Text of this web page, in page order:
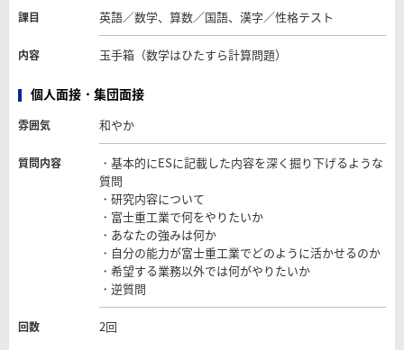
課目 英語／数学、算数／国語、漢字／性格テスト
内容 玉手箱（数学はひたすら計算問題）
個人面接・集団面接
雰囲気 和やか
質問内容
・基本的にESに記載した内容を深く掘り下げるような
質問
・研究内容について
・富士重工業で何をやりたいか
・あなたの強みは何か
・自分の能力が富士重工業でどのように活かせるのか
・希望する業務以外では何がやりたいか
・逆質問
回数 2回